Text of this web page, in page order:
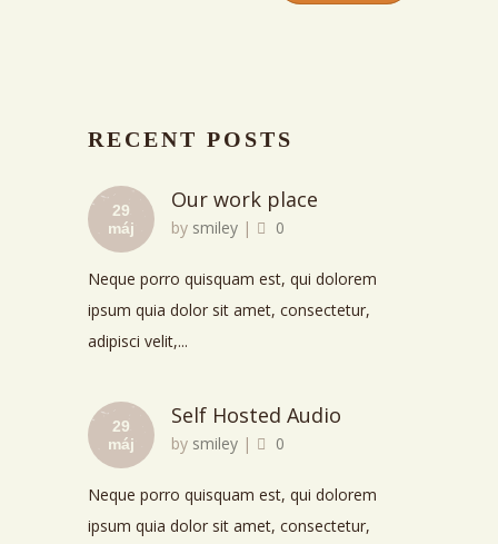
RECENT POSTS
29
máj
Our work place
by smiley | 0
Neque porro quisquam est, qui dolorem
ipsum quia dolor sit amet, consectetur,
adipisci velit,...
29
máj
Self Hosted Audio
by smiley | 0
Neque porro quisquam est, qui dolorem
ipsum quia dolor sit amet, consectetur,